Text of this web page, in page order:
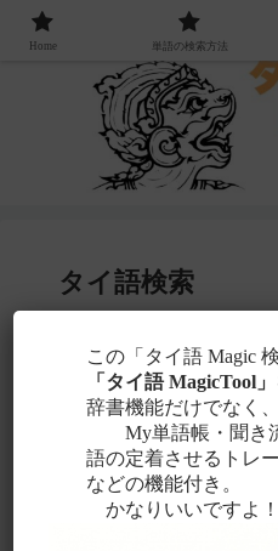
タイ語検索
・聞こえたタイ語を一
に置き換えて検索！
タイ文字での検索も含
Home 単語の検索方法
この「タイ語 Magic
「タイ語 MagicTool」
辞書機能だけでなく、
My単語帳・聞き
語の定着させるトレ
などの機能付き。
かなりいいですよ！